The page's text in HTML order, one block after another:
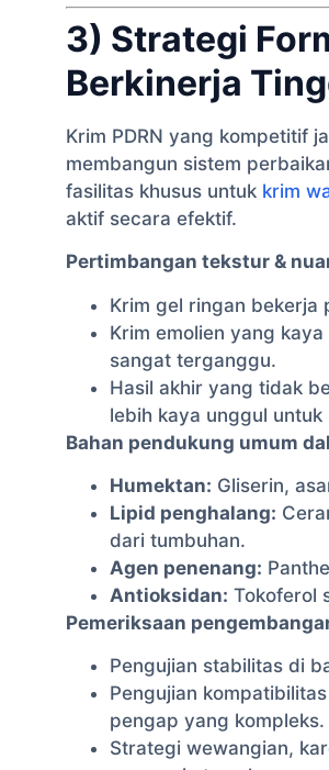
3) Strategi
Berkinerja
Krim PDRN yang kompetitif
membangun sistem
fasilitas khusus untuk krim
aktif secara efektif.
Pertimbangan tekstur &
Krim gel ringan bekerja
Krim emolien yang
sangat terganggu.
Hasil akhir yang tidak
lebih kaya unggul
Bahan pendukung umum
Humektan: Gliserin,
Lipid penghalang:
dari tumbuhan.
Agen penenang:
Antioksidan: Tokoferol
Pemeriksaan
Pengujian stabilitas di
Pengujian
pengap yang kompleks.
Strategi wewangian,